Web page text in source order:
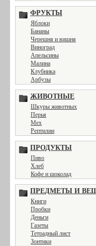
ФРУКТЫ
Яблоки
Бананы
Черешня и вишня
Виноград
Апельсины
Малина
Клубника
Арбузы
ЖИВОТНЫЕ
Шкуры животных
Перья
Мех
Рептилии
ПРОДУКТЫ
Пиво
Хлеб
Кофе и шоколад
ПРЕДМЕТЫ И
Книги
Пробки
Деньги
Газеты
Тетрадный лист
Зонтики